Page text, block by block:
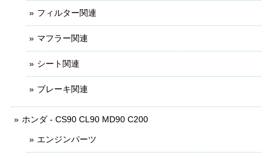
フィルター関連
マフラー関連
シート関連
ブレーキ関連
ホンダ - CS90 CL90 MD90 C200
エンジンパーツ